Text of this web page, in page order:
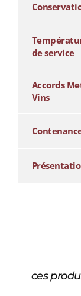
de service
Accords
Vins
ces